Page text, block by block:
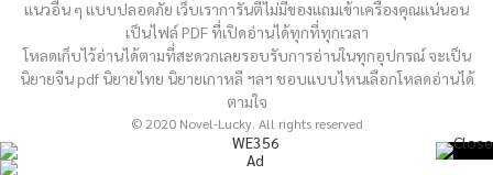
แนวอื่น ๆ แบบปลอดภัย เว็บเราการันตีไม่มีของแถมเข้าเครื่องคุณแน่นอน
เป็นไฟล์ PDF ที่เปิดอ่านได้ทุกที่ทุกเวลา
โหลดเก็บไว้อ่านได้ตามที่สะดวกเลยรอบรับการอ่านในทุกอุปกรณ์ จะเป็น
นิยายจีน pdf นิยายไทย นิยายเกาหลี ฯลฯ ชอบแบบไหนเลือกโหลดอ่านได้
ตามใจ
© 2020 Novel-Lucky. All rights reserved